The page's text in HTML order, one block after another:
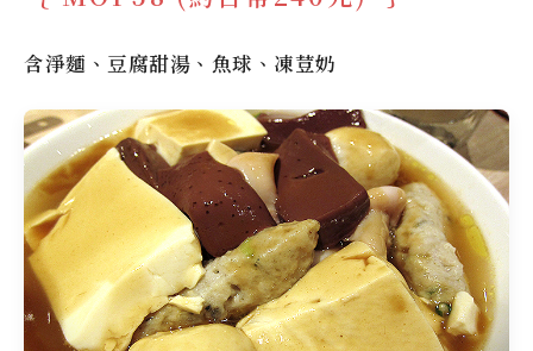
含淨麵、豆腐甜湯、魚球、凍荳奶